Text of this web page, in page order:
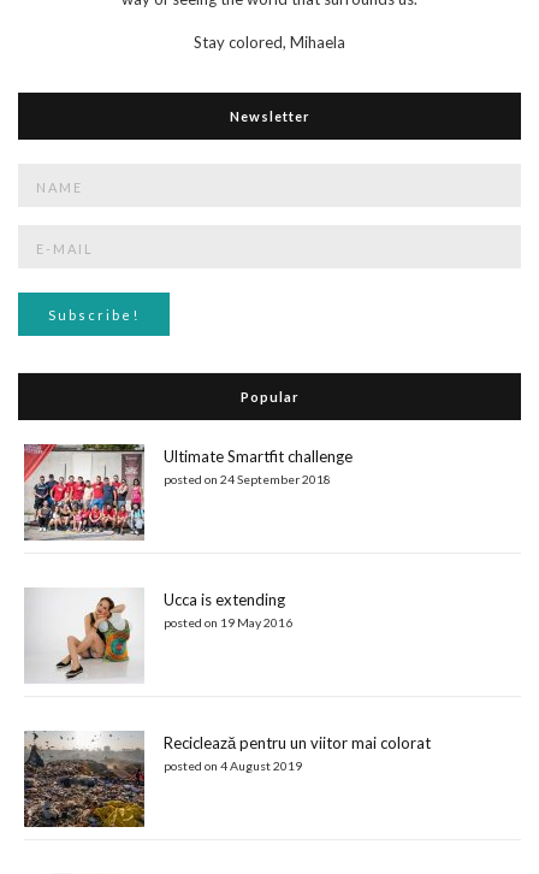
Stay colored, Mihaela
Newsletter
Popular
Ultimate Smartfit challenge
posted on 24 September 2018
Ucca is extending
posted on 19 May 2016
Reciclează pentru un viitor mai colorat
posted on 4 August 2019